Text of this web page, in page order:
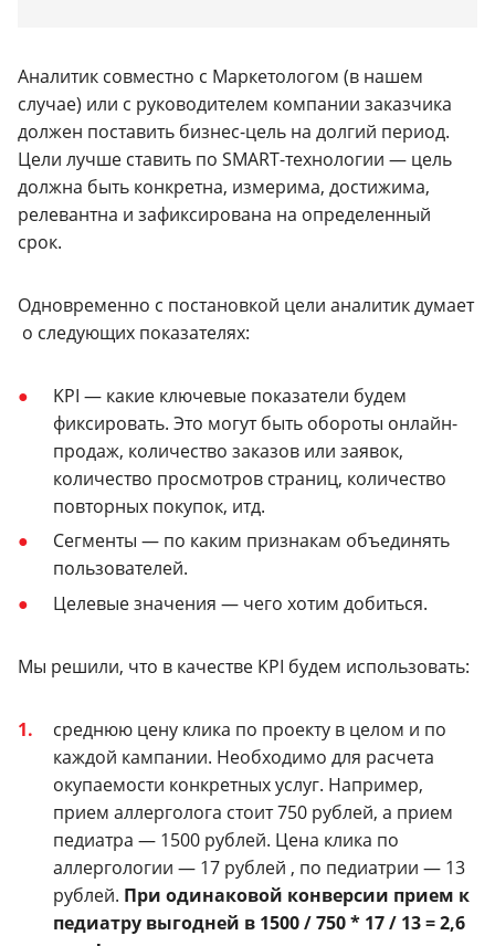
Аналитик совместно с Маркетологом (в нашем
случае) или с руководителем компании заказчика
должен поставить бизнес-цель на долгий период.
Цели лучше ставить по SMART-технологии — цель
должна быть конкретна, измерима, достижима,
релевантна и зафиксирована на определенный
срок.
Одновременно с постановкой цели аналитик думает
о следующих показателях:
KPI — какие ключевые показатели будем
фиксировать. Это могут быть обороты онлайн-
продаж, количество заказов или заявок,
количество просмотров страниц, количество
повторных покупок, итд.
Сегменты — по каким признакам объединять
пользователей.
Целевые значения — чего хотим добиться.
Мы решили, что в качестве KPI будем использовать:
среднюю цену клика по проекту в целом и по
каждой кампании. Необходимо для расчета
окупаемости конкретных услуг. Например,
прием аллерголога стоит 750 рублей, а прием
педиатра — 1500 рублей. Цена клика по
аллергологии — 17 рублей , по педиатрии — 13
рублей. При одинаковой конверсии прием к
педиатру выгодней в 1500 / 750 * 17 / 13 = 2,6